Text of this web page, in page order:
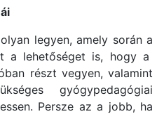
legyen, amely során a
a lehetőséget is, hogy a
részt vegyen, valamint
gyógypedagógiai
Persze az a jobb, ha